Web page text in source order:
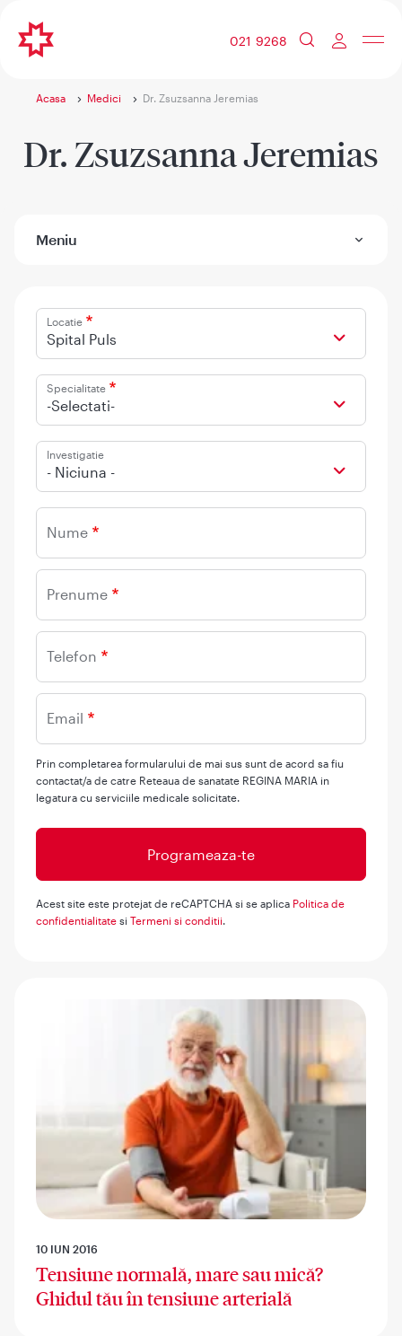
021 9268
Acasa Medici Dr. Zsuzsanna Jeremias
Dr. Zsuzsanna Jeremias
Meniu
Locatie
Spital Puls
Specialitate
-Selectati-
Investigatie
- Niciuna -
Nume
Prenume
Telefon
Email
Prin completarea formularului de mai sus sunt de acord sa fiu
contactat/a de catre Reteaua de sanatate REGINA MARIA in
legatura cu serviciile medicale solicitate.
Acest site este protejat de reCAPTCHA si se aplica Politica de
confidentialitate si Termeni si conditii.
10 IUN 2016
Tensiune normală, mare sau mică?
Ghidul tău în tensiune arterială